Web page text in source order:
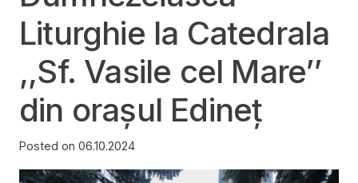
Liturghie la Catedrala
,,Sf. Vasile cel Mare’’
din orașul Edineț
Posted on 06.10.2024